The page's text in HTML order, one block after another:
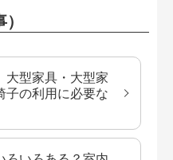
型家具・大型家
子の利用に必要な